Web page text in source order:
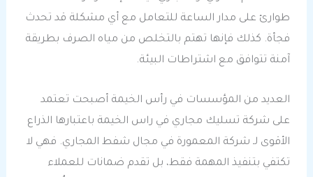
طوارئ على مدار الساعة للتعامل مع أي مشكلة قد تحدث
فجأة. كذلك فإنها تهتم بالتخلص من مياه الصرف بطريقة
آمنة تتوافق مع اشتراطات البيئة.
العديد من المؤسسات في رأس الخيمة أصبحت تعتمد
على شركة تسليك مجاري في راس الخيمة باعتبارها الذراع
الأقوى لـ شركة المعمورة في مجال شفط المجاري. فهي لا
تكتفي بتنفيذ المهمة فقط، بل تقدم ضمانات للعملاء